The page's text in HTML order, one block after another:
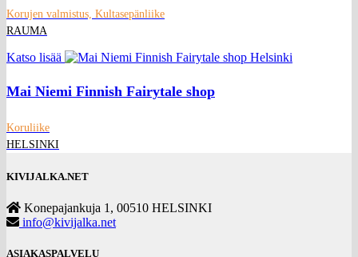
Korujen valmistus, Kultasepänliike
RAUMA
Katso lisää
Mai Niemi Finnish Fairytale shop
Koruliike
HELSINKI
KIVIJALKA.NET
Konepajankuja 1, 00510 HELSINKI
info@kivijalka.net
ASIAKASPALVELU